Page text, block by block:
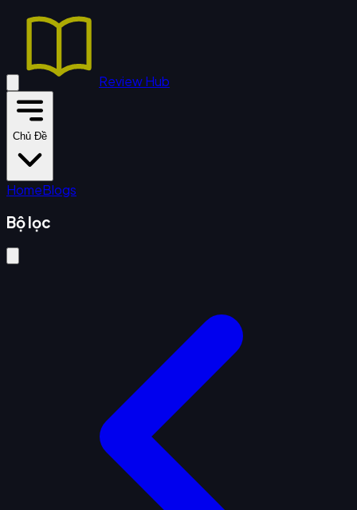
Review Hub
Chủ Đề
HomeBlogs
Bộ lọc